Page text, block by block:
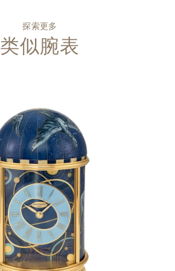
探索更多
类似腕表